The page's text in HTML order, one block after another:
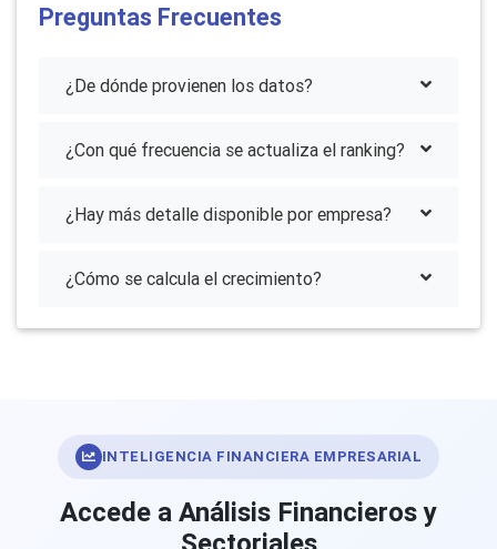
Preguntas Frecuentes
¿De dónde provienen los datos?
¿Con qué frecuencia se actualiza el ranking?
¿Hay más detalle disponible por empresa?
¿Cómo se calcula el crecimiento?
INTELIGENCIA FINANCIERA EMPRESARIAL
Accede a Análisis Financieros y